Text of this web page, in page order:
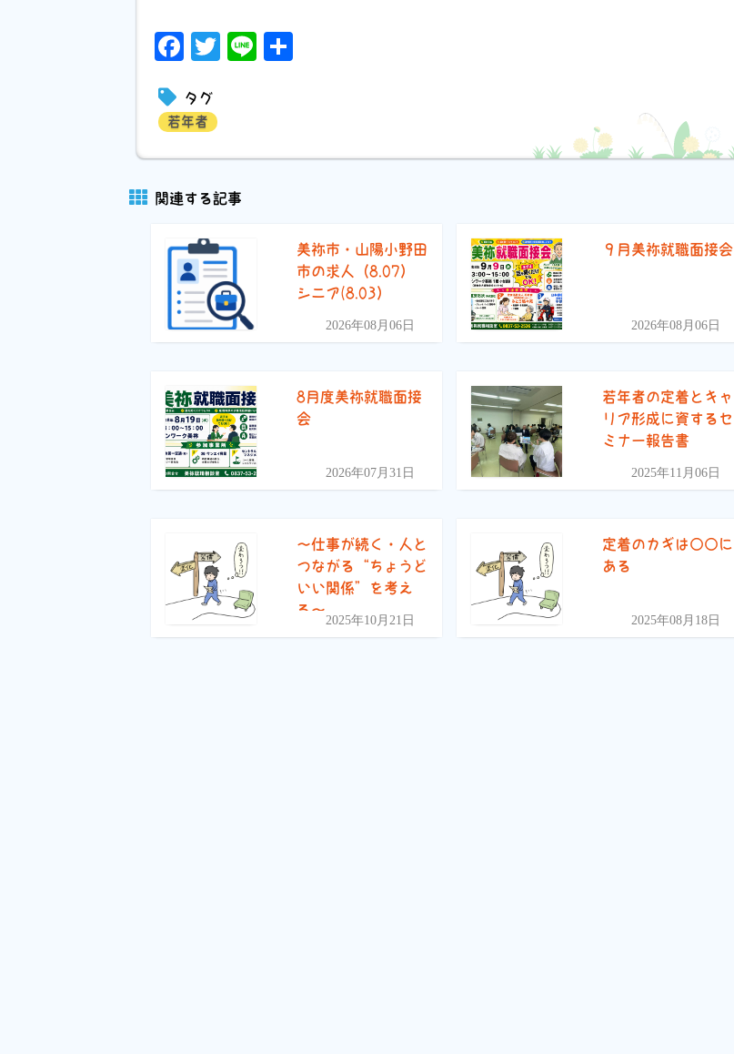
Facebook
Twitter
Line
タグ
若年者
関連する記事
美祢市・山陽小野田
市の求人（8.07）
シニア(8.03）
2026年08月06日
９月美祢就職面接会
2026年08月06日
8月度美祢就職面接
会
2026年07月31日
若年者の定着とキャ
リア形成に資するセ
ミナー報告書
2025年11月06日
〜仕事が続く・人と
つながる“ちょうど
いい関係”を考え
る〜
2025年10月21日
定着のカギは〇〇に
ある
2025年08月18日